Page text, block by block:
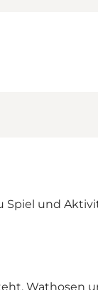
und
Wathosen